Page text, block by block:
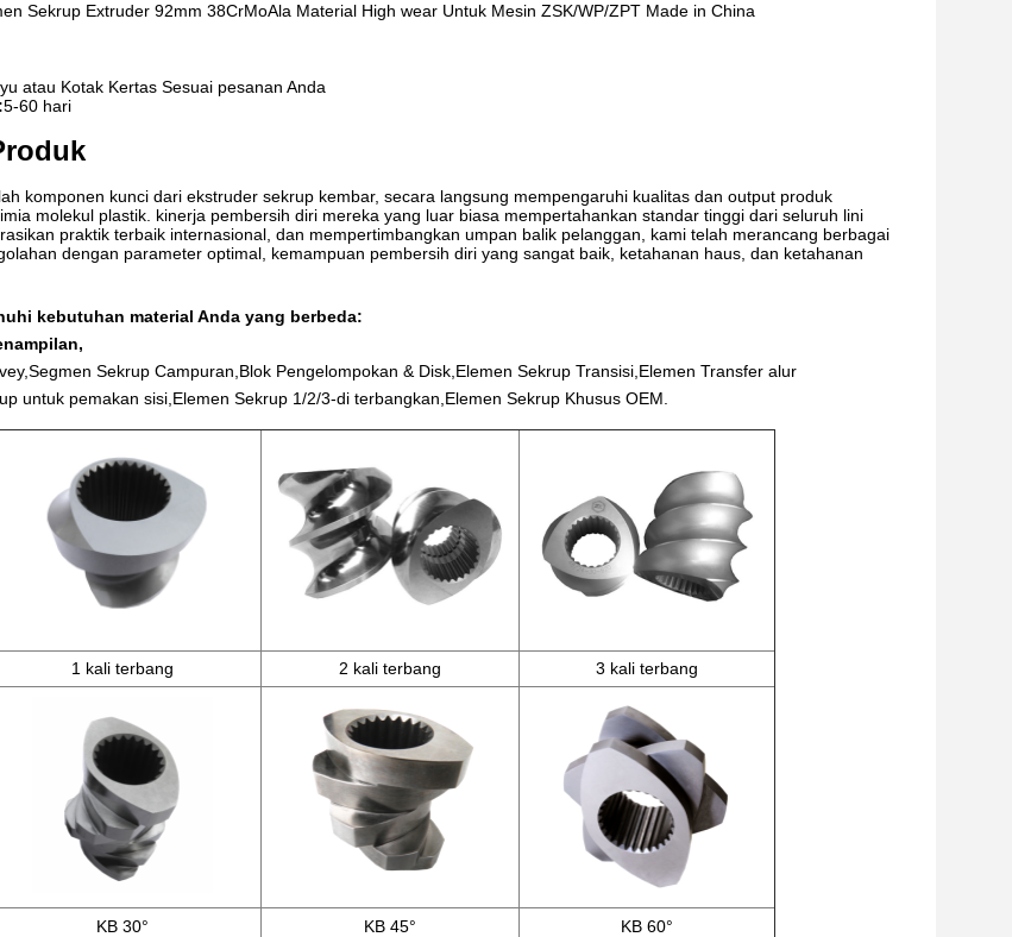
Sekrup Extruder 92mm 38CrMoAla Material High wear Untuk Mesin ZSK/WP/ZPT Made in China
atau Kotak Kertas Sesuai pesanan Anda
5-60 hari
komponen kunci dari ekstruder sekrup kembar, secara langsung mempengaruhi kualitas dan output produk
molekul plastik. kinerja pembersih diri mereka yang luar biasa mempertahankan standar tinggi dari seluruh lini
praktik terbaik internasional, dan mempertimbangkan umpan balik pelanggan, kami telah merancang berbagai
dengan parameter optimal, kemampuan pembersih diri yang sangat baik, ketahanan haus, dan ketahanan
kebutuhan material Anda yang berbeda:
Sekrup Campuran,Blok Pengelompokan & Disk,Elemen Sekrup Transisi,Elemen Transfer alur
untuk pemakan sisi,Elemen Sekrup 1/2/3-di terbangkan,Elemen Sekrup Khusus OEM.
1 kali terbang 2 kali terbang 3 kali terbang
KB 30° KB 45° KB 60°